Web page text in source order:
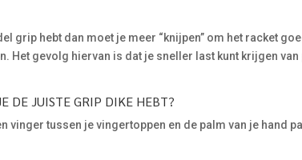
grip hebt dan moet je meer “knijpen” om het racket
Het gevolg hiervan is dat je sneller last kunt krijgen van
DE JUISTE GRIP DIKE HEBT?
vinger tussen je vingertoppen en de palm van je hand